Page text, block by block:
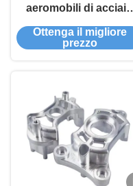
aeromobili di acciaio
inossidabile di rame
Ottenga il migliore
prezzo